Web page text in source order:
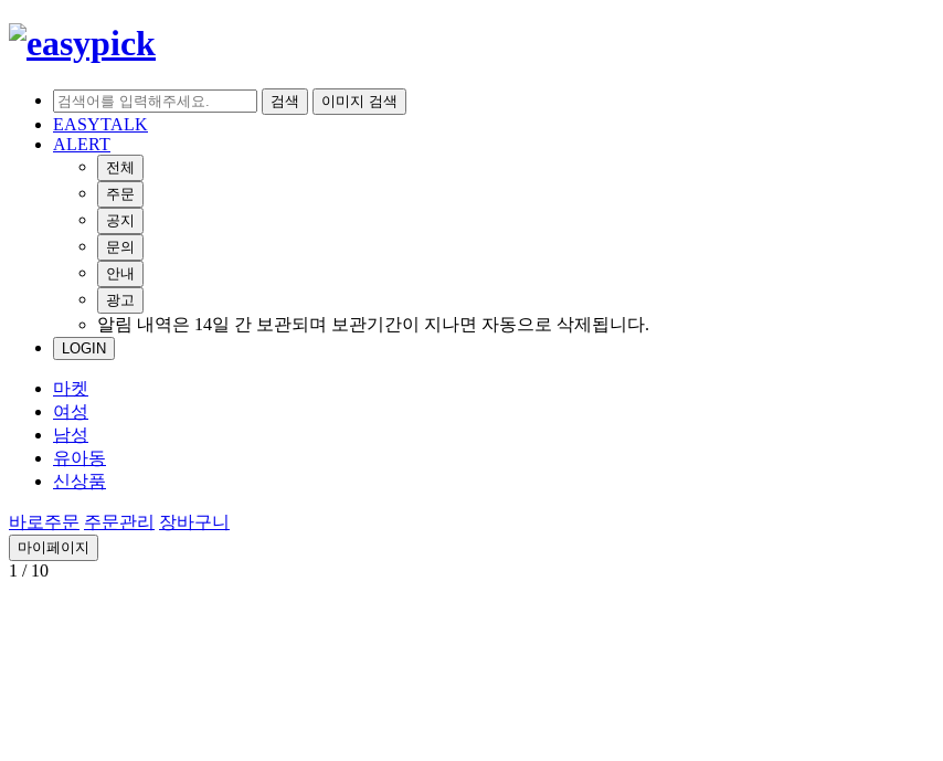
검색 이미지 검색
EASYTALK
ALERT
전체
주문
공지
문의
안내
광고
알림 내역은 14일 간 보관되며 보관기간이 지나면 자동으로 삭제됩니다.
LOGIN
마켓
여성
남성
유아동
신상품
바로주문 주문관리 장바구니
마이페이지
1 / 10